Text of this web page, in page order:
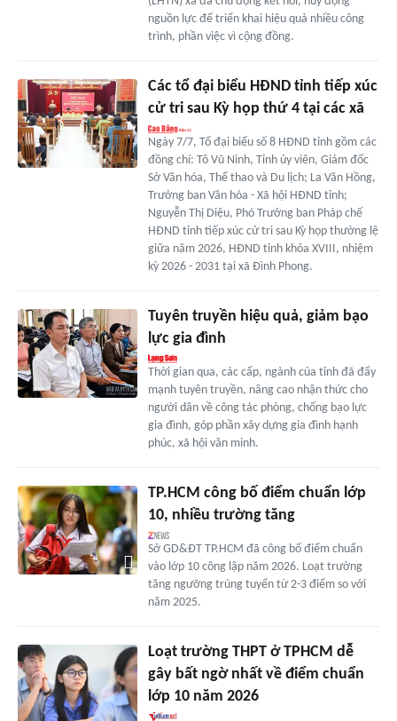
nguồn lực để triển khai hiệu quả nhiều công
trình, phần việc vì cộng đồng.
Các tổ đại biểu HĐND tỉnh tiếp xúc
cử tri sau Kỳ họp thứ 4 tại các xã
Ngày 7/7, Tổ đại biểu số 8 HĐND tỉnh gồm các
đồng chí: Tô Vũ Ninh, Tỉnh ủy viên, Giám đốc
Sở Văn hóa, Thể thao và Du lịch; La Văn Hồng,
Trưởng ban Văn hóa - Xã hội HĐND tỉnh;
Nguyễn Thị Diệu, Phó Trưởng ban Pháp chế
HĐND tỉnh tiếp xúc cử tri sau Kỳ họp thường lệ
giữa năm 2026, HĐND tỉnh khóa XVIII, nhiệm
kỳ 2026 - 2031 tại xã Đình Phong.
Tuyên truyền hiệu quả, giảm bạo
lực gia đình
Thời gian qua, các cấp, ngành của tỉnh đã đẩy
mạnh tuyên truyền, nâng cao nhận thức cho
người dân về công tác phòng, chống bạo lực
gia đình, góp phần xây dựng gia đình hạnh
phúc, xã hội văn minh.
TP.HCM công bố điểm chuẩn lớp
10, nhiều trường tăng
Sở GD&ĐT TP.HCM đã công bố điểm chuẩn
vào lớp 10 công lập năm 2026. Loạt trường
tăng ngưỡng trúng tuyển từ 2-3 điểm so với
năm 2025.
Loạt trường THPT ở TPHCM dễ
gây bất ngờ nhất về điểm chuẩn
lớp 10 năm 2026